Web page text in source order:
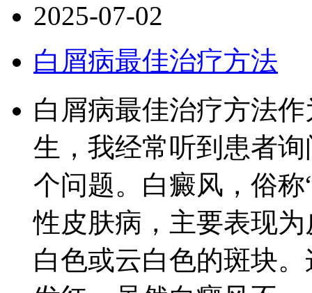
2025-07-02
白屑病最佳治疗方法
白屑病最佳治疗方法
生，我经常听到患者
个问题。白癜风，俗
性皮肤病，主要表现
白色或云白色的斑块